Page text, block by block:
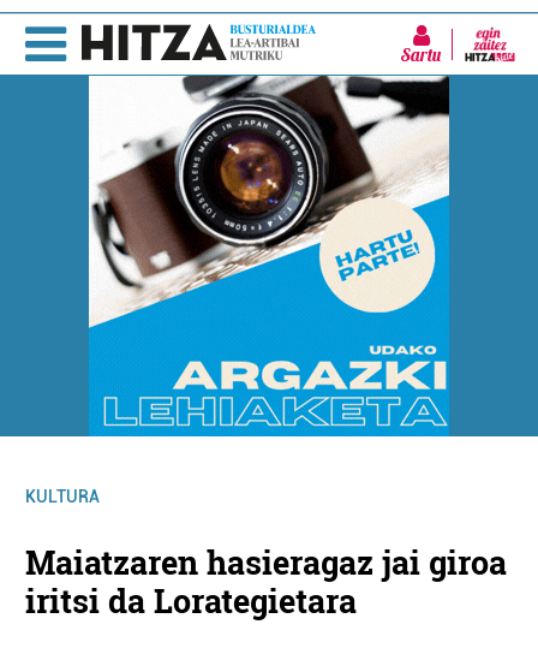
Sartu
KULTURA
Maiatzaren hasieragaz jai giroa
iritsi da Lorategietara